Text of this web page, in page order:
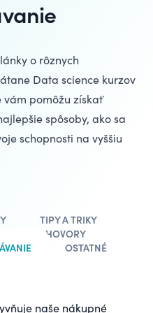
o rôznych
Data science kurzov
vám pomôžu získať
spôsoby, ako sa
schopnosti na vyššiu
TIPY A TRIKY
ROZHOVORY
OSTATNÉ